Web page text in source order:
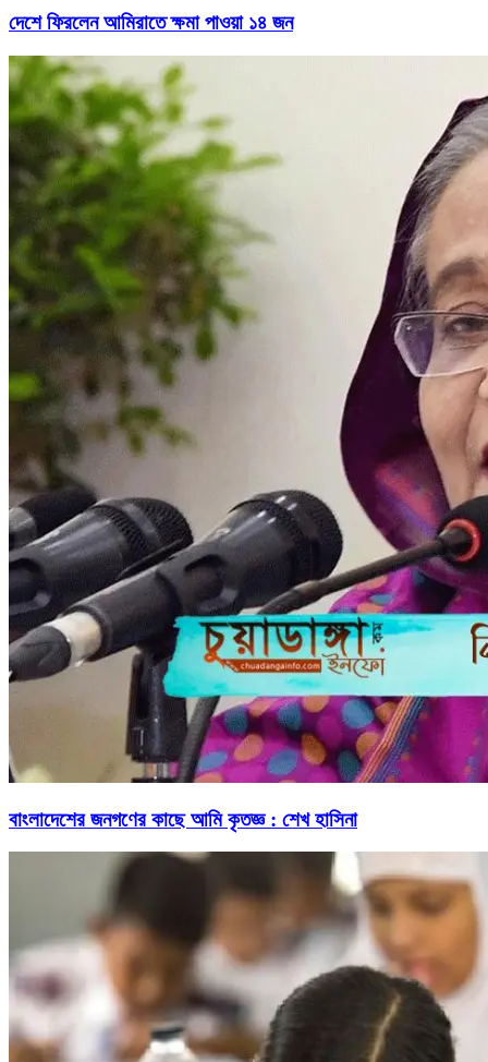
দেশে ফিরলেন আমিরাতে ক্ষমা পাওয়া ১৪ জন
বাংলাদেশের জনগণের কাছে আমি কৃতজ্ঞ : শেখ হাসিনা